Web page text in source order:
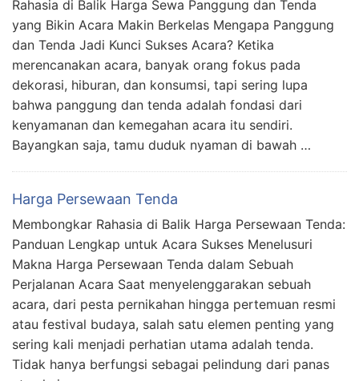
Rahasia di Balik Harga Sewa Panggung dan Tenda
yang Bikin Acara Makin Berkelas Mengapa Panggung
dan Tenda Jadi Kunci Sukses Acara? Ketika
merencanakan acara, banyak orang fokus pada
dekorasi, hiburan, dan konsumsi, tapi sering lupa
bahwa panggung dan tenda adalah fondasi dari
kenyamanan dan kemegahan acara itu sendiri.
Bayangkan saja, tamu duduk nyaman di bawah …
Harga Persewaan Tenda
Membongkar Rahasia di Balik Harga Persewaan Tenda:
Panduan Lengkap untuk Acara Sukses Menelusuri
Makna Harga Persewaan Tenda dalam Sebuah
Perjalanan Acara Saat menyelenggarakan sebuah
acara, dari pesta pernikahan hingga pertemuan resmi
atau festival budaya, salah satu elemen penting yang
sering kali menjadi perhatian utama adalah tenda.
Tidak hanya berfungsi sebagai pelindung dari panas